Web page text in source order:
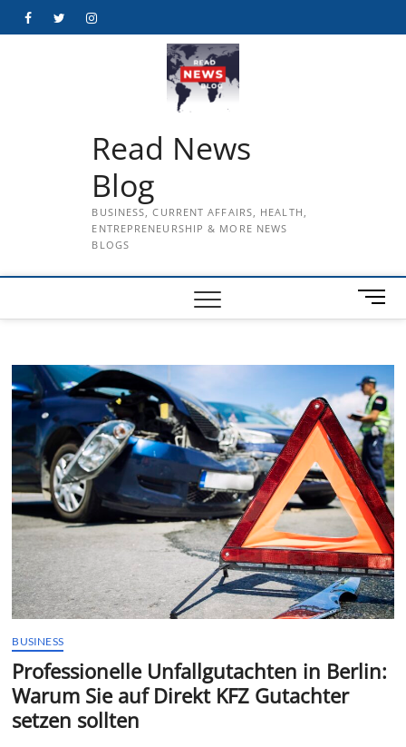
FacebookTwitterInstagram
Read News
Blog
BUSINESS, CURRENT AFFAIRS, HEALTH,
ENTREPRENEURSHIP & MORE NEWS
BLOGS
M
e
B
u
t
t
o
n
BUSINESS
Professionelle Unfallgutachten in Berlin:
Warum Sie auf Direkt KFZ Gutachter
setzen sollten